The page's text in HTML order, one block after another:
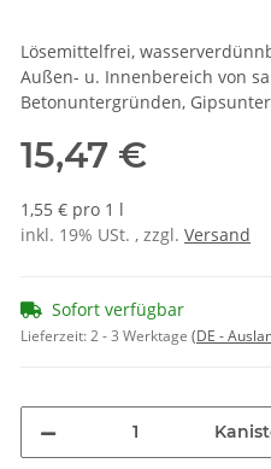
Lösemittelfrei,
Außen- u. Innenbereich von
Betonuntergründen,
15,47 €
1,55 € pro 1 l
inkl. 19% USt. , zzgl. Versand
Sofort verfügbar
Lieferzeit:2 - 3 Werktage (DE -